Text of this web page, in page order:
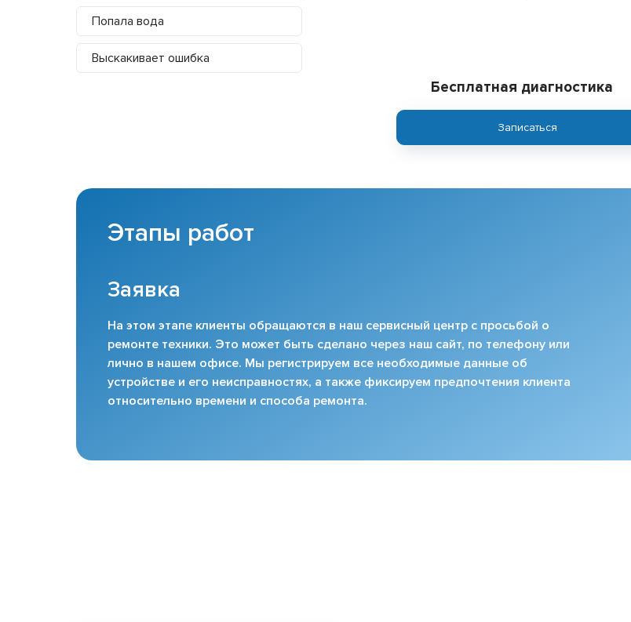
Попала вода
Выскакивает ошибка
Бесплатная диагностика
Записаться
Этапы работ
Заявка
На этом этапе клиенты обращаются в наш сервисный центр с просьбой о
ремонте техники. Это может быть сделано через наш сайт, по телефону или
лично в нашем офисе. Мы регистрируем все необходимые данные об
устройстве и его неисправностях, а также фиксируем предпочтения клиента
относительно времени и способа ремонта.